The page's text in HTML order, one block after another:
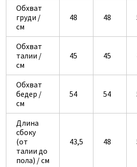
Обхват
груди /
см
48 48
Обхват
талии /
см
45 45
Обхват
бедер /
см
54 54
Длина
сбоку
(от
талии до
пола) / см
43,5 48